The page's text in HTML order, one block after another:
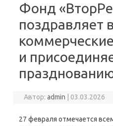
Фонд
поздравляет
и
Автор:admin 03.03.2026
27 февраля отмечается